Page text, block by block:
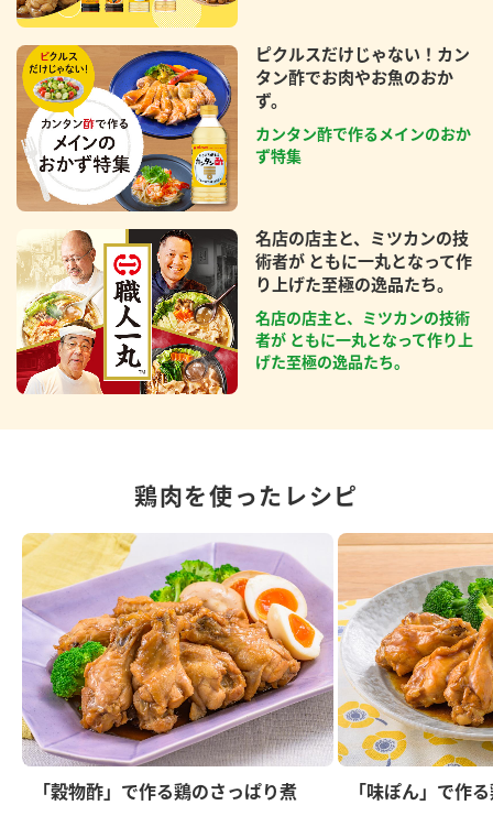
ピクルスだけじゃない！カン
タン酢でお肉やお魚のおか
ず。
カンタン酢で作るメインのおか
ず特集
名店の店主と、ミツカンの技
術者が ともに一丸となって作
り上げた至極の逸品たち。
名店の店主と、ミツカンの技術
者が ともに一丸となって作り上
げた至極の逸品たち。
鶏肉を使ったレシピ
「穀物酢」で作る鶏のさっぱり煮 「味ぽん」で作